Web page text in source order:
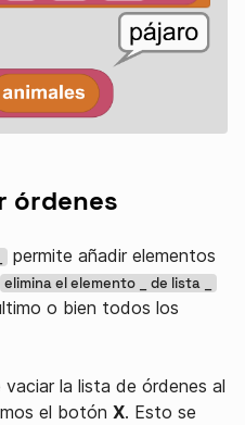
órdenes
permite añadir elementos
elimina el elemento _ de lista _
o bien todos los
la lista de órdenes al
el botón X. Esto se